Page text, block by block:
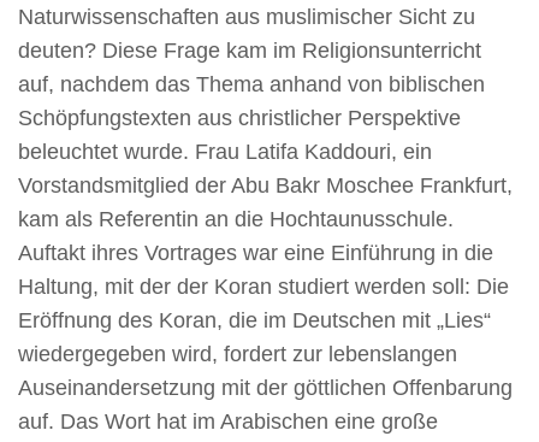
Naturwissenschaften aus muslimischer Sicht zu
deuten? Diese Frage kam im Religionsunterricht
auf, nachdem das Thema anhand von biblischen
Schöpfungstexten aus christlicher Perspektive
beleuchtet wurde. Frau Latifa Kaddouri, ein
Vorstandsmitglied der Abu Bakr Moschee Frankfurt,
kam als Referentin an die Hochtaunusschule.
Auftakt ihres Vortrages war eine Einführung in die
Haltung, mit der der Koran studiert werden soll: Die
Eröffnung des Koran, die im Deutschen mit „Lies“
wiedergegeben wird, fordert zur lebenslangen
Auseinandersetzung mit der göttlichen Offenbarung
auf. Das Wort hat im Arabischen eine große